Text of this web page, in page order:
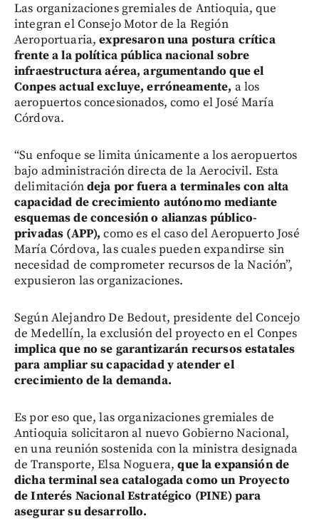
Las organizaciones gremiales de Antioquia, que
integran el Consejo Motor de la Región
Aeroportuaria,expresaron una postura crítica
frente a la política pública nacional sobre
infraestructura aérea, argumentando que el
Conpes actual excluye, erróneamente, a los
aeropuertos concesionados, como el José María
Córdova.
“Su enfoque se limita únicamente a los aeropuertos
bajo administración directa de la Aerocivil. Esta
delimitacióndeja por fuera a terminales con alta
capacidad de crecimiento autónomo mediante
esquemas de concesión o alianzas público-
privadas (APP), como es el caso del Aeropuerto José
María Córdova, las cuales pueden expandirse sin
necesidad de comprometer recursos de la Nación”,
expusieron las organizaciones.
Según Alejandro De Bedout, presidente del Concejo
de Medellín, la exclusión del proyecto en el Conpes
implica que no se garantizarán recursos estatales
para ampliar su capacidad y atender el
crecimiento de la demanda.
Es por eso que, las organizaciones gremiales de
Antioquia solicitaron al nuevo Gobierno Nacional,
en una reunión sostenida con la ministra designada
de Transporte, Elsa Noguera,que la expansión de
dicha terminal sea catalogada como un Proyecto
de Interés Nacional Estratégico (PINE) para
asegurar su desarrollo.